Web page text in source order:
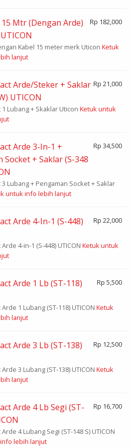
15 Mtr (Dengan Arde)
Rp 182,000
Kabel 15 meter merk Uticon Ketuk
lanjut
Arde/Steker + Saklar
UTICON
Rp 21,000
Lubang + Skaklar Uticon Ketuk untuk
Arde 3-In-1 +
Socket + Saklar (S-348
Rp 34,500
Lubang + Pengaman Socket + Saklar
untuk info lebih lanjut
Arde 4-In-1 (S-448)
Rp 22,000
4-in-1 (S-448) UTICON Ketuk untuk
Arde 1 Lb (ST-118)
Rp 5,500
1 Lubang (ST-118) UTICON Ketuk
lanjut
Arde 3 Lb (ST-138)
Rp 12,500
3 Lubang (ST-138) UTICON Ketuk
lanjut
Arde 4 Lb Segi (ST-
Rp 16,700
4 Lubang Segi (ST-148 S) UTICON
lebih lanjut